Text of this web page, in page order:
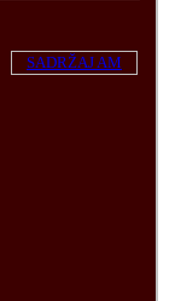
SADRŽAJ AM